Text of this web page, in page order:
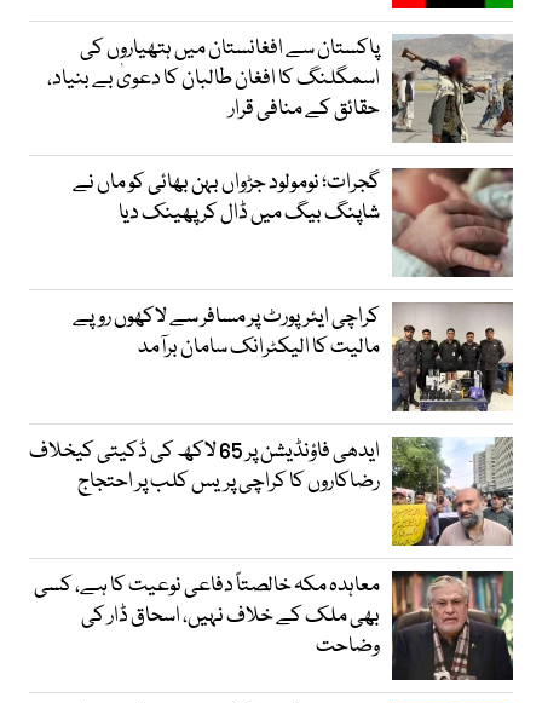
پاکستان سے افغانستان میں ہتھیاروں کی
اسمگلنگ کا افغان طالبان کا دعویٰ بے بنیاد،
حقائق کے منافی قرار
گجرات؛ نومولود جڑواں بہن بھائی کو ماں نے
شاپنگ بیگ میں ڈال کر پھینک دیا
کراچی ایئرپورٹ پر مسافر سے لاکھوں روپے
مالیت کا الیکٹرانک سامان برآمد
ایدھی فاؤنڈیشن پر 65 لاکھ کی ڈکیتی کیخلاف
رضاکاروں کا کراچی پریس کلب پر احتجاج
معاہدہ مکہ خالصتاً دفاعی نوعیت کا ہے، کسی
بھی ملک کے خلاف نہیں، اسحاق ڈار کی
وضاحت